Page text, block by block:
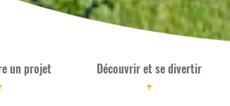
un projet
+
Découvrir et se divertir